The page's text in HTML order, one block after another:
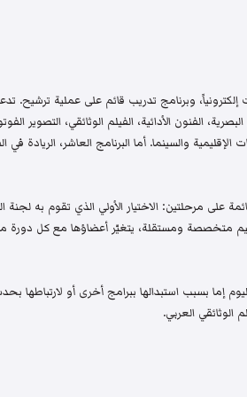
وبرنامج تدريب قائم على عملية ترشيح.
الفنون الأدائية، الفيلم الوثائقي، التصوير
والسينما. أما البرنامج العاشر، الريادة في
قائمة على مرحلتين: الاختيار الأولي الذي تقوم به لجنة
متخصصة ومستقلة، يتغيّر أعضاؤها مع كل دورة
إما بسبب استبدالها ببرامج أخرى أو لارتباطها
الوثائقي العربي.